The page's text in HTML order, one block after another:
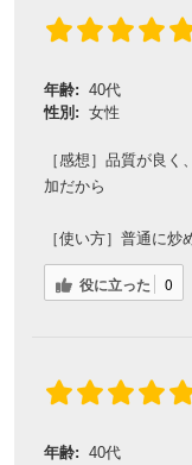
年齢: 40代
性別: 女性
［感想］品質が良
加だから
［使い方］普通に炒
役に立った 0
年齢: 40代